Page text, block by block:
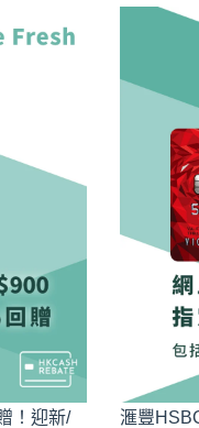
！迎新/
滙豐